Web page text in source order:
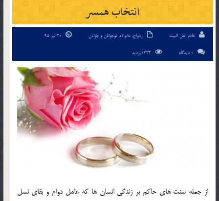
انتخاب همسر
خادم اهل البیت ازدواج, خانواده, نوجوانان و جوانان
0 دیدگاه
از جمله سنت هاي حاکم بر زندگي انسان ها که عامل دوام و بقاي نسل